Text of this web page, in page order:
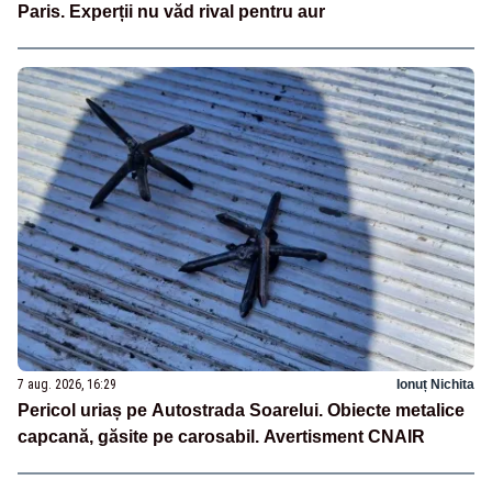
Paris. Experții nu văd rival pentru aur
7 aug. 2026, 16:29 Ionuț Nichita
Pericol uriaș pe Autostrada Soarelui. Obiecte metalice
capcană, găsite pe carosabil. Avertisment CNAIR